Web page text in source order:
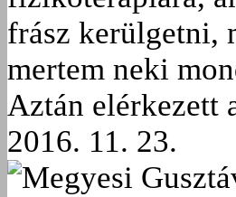
frász kerülgetni,
mertem neki
Aztán elérkezett
2016. 11. 23.
Megyesi